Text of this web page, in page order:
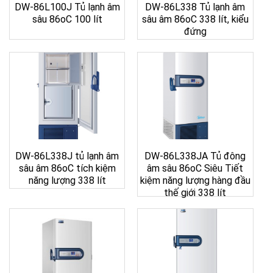
DW-86L100J Tủ lạnh âm
sâu 86oC 100 lít
DW-86L338 Tủ lạnh âm
sâu âm 86oC 338 lít, kiểu
đứng
DW-86L338J tủ lạnh âm
sâu âm 86oC tích kiệm
năng lượng 338 lít
DW-86L338JA Tủ đông
âm sâu 86oC Siêu Tiết
kiệm năng lượng hàng đầu
thế giới 338 lít